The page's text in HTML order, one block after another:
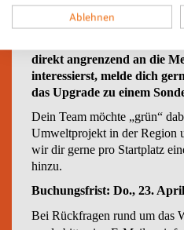
Falls du dich für ein
Teamtreffpunkt mit
direkt angrenzend an die
interessierst, melde dich
das Upgrade zu einem
Dein Team möchte „grün“
Umweltprojekt in der Region
wir dir gerne pro Startplatz
hinzu.
Buchungsfrist: Do., 23.
Bei Rückfragen rund um
Ablehnen